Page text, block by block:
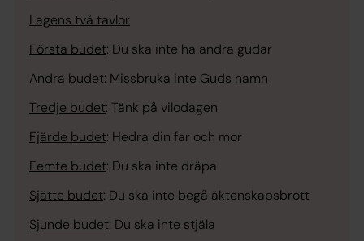
Lagens två tavlor
Första budet: Du ska inte ha andra gudar
Andra budet: Missbruka inte Guds namn
Tredje budet: Tänk på vilodagen
Fjärde budet: Hedra din far och mor
Femte budet: Du ska inte dräpa
Sjätte budet: Du ska inte begå äktenskapsbrott
Sjunde budet: Du ska inte stjäla